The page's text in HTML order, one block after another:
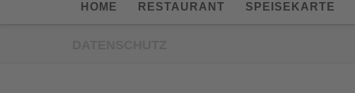
HOME RESTAURANT SPEISEKARTE